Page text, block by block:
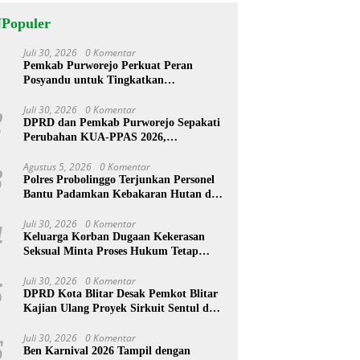
Juli 30, 2026 0 Komentar
Pemkab Purworejo Perkuat Peran
Posyandu untuk Tingkatkan
Juli 30, 2026 0 Komentar
DPRD dan Pemkab Purworejo Sepakati
Perubahan KUA-PPAS 2026,
Agustus 5, 2026 0 Komentar
Polres Probolinggo Terjunkan Personel
Bantu Padamkan Kebakaran Hutan di
Juli 30, 2026 0 Komentar
Keluarga Korban Dugaan Kekerasan
Seksual Minta Proses Hukum Tetap
Juli 30, 2026 0 Komentar
DPRD Kota Blitar Desak Pemkot Blitar
Kajian Ulang Proyek Sirkuit Sentul dan
Juli 30, 2026 0 Komentar
Ben Karnival 2026 Tampil dengan